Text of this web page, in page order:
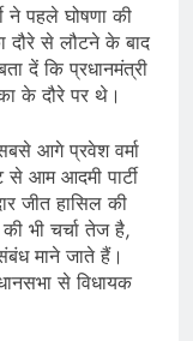
ने पहले घोषणा की
दौरे से लौटने के बाद
दें कि प्रधानमंत्री
के दौरे पर थे।
आगे प्रवेश वर्मा
से आम आदमी पार्टी
जीत हासिल की
भी चर्चा तेज है,
माने जाते हैं।
से विधायक